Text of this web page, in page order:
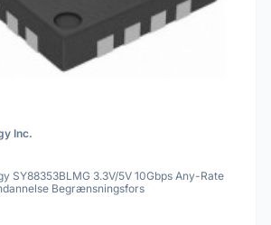
Inc.
SY88353BLMG 3.3V/5V 10Gbps Any-Rate
Begrænsningsfors